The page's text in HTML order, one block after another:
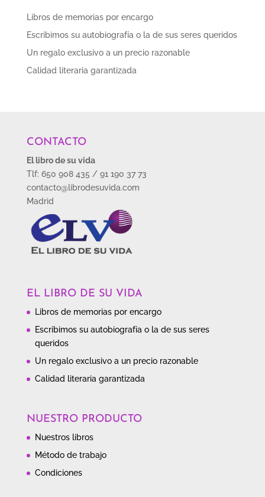
Libros de memorias por encargo
Escribimos su autobiografía o la de sus seres queridos
Un regalo exclusivo a un precio razonable
Calidad literaria garantizada
CONTACTO
El libro de su vida
Tlf: 650 908 435 / 91 190 37 73
contacto@librodesuvida.com
Madrid
EL LIBRO DE SU VIDA
Libros de memorias por encargo
Escribimos su autobiografía o la de sus seres
queridos
Un regalo exclusivo a un precio razonable
Calidad literaria garantizada
NUESTRO PRODUCTO
Nuestros libros
Método de trabajo
Condiciones